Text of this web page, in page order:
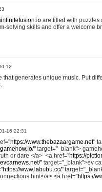
are filled with puzzles
solving skills and offer a welcome
that generates unique music. Put
16 22:31
https://www.thebazaargame.net"
" target="_blank">
or dare </a> <a href="https://
" target="_blank">ev
https://www.labubu.cc/"
hint</a> <a href="https://